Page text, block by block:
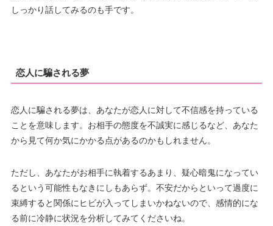
しっかり話してみるのも手です。
恋人に騙される夢
恋人に騙される夢は、あなたが恋人に対して不信感を持っている
ことを意味します。お相手の態度を不誠実に感じるなど、あなた
から見て何か気にかかる点があるのかもしれません。
ただし、あなたがお相手に執着するあまり、疑心暗鬼になってい
るという可能性もなきにしもあらず。不安だからといって過度に
束縛すると関係にヒビが入ってしまいかねないので、感情的にな
る前に冷静に状況を分析してみてくださいね。